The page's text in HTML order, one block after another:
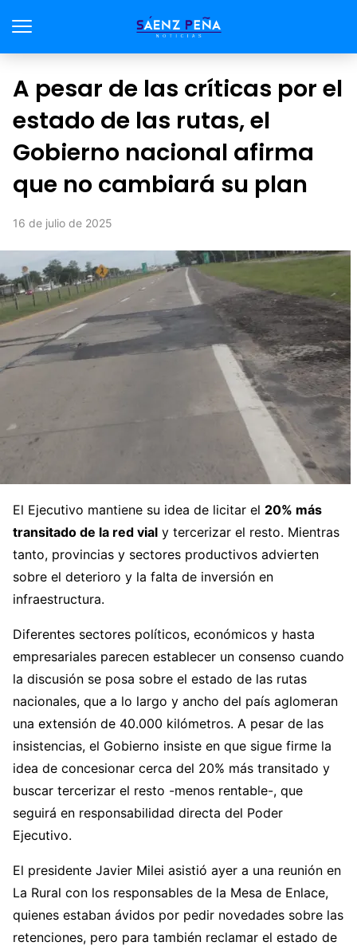
A pesar de las críticas por el
estado de las rutas, el
Gobierno nacional afirma
que no cambiará su plan
16 de julio de 2025
El Ejecutivo mantiene su idea de licitar el 20% más
transitado de la red vial y tercerizar el resto. Mientras
tanto, provincias y sectores productivos advierten
sobre el deterioro y la falta de inversión en
infraestructura.
Diferentes sectores políticos, económicos y hasta
empresariales parecen establecer un consenso cuando
la discusión se posa sobre el estado de las rutas
nacionales, que a lo largo y ancho del país aglomeran
una extensión de 40.000 kilómetros. A pesar de las
insistencias, el Gobierno insiste en que sigue firme la
idea de concesionar cerca del 20% más transitado y
buscar tercerizar el resto -menos rentable-, que
seguirá en responsabilidad directa del Poder
Ejecutivo.
El presidente Javier Milei asistió ayer a una reunión en
La Rural con los responsables de la Mesa de Enlace,
quienes estaban ávidos por pedir novedades sobre las
retenciones, pero para también reclamar el estado de